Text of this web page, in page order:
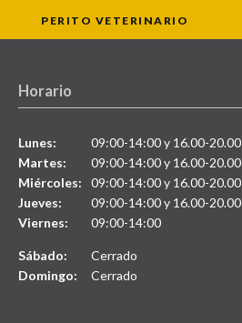
PERITO VETERINARIO
Horario
Lunes:
09:00-14:00 y 16.00-20.00
Martes:
09:00-14:00 y 16.00-20.00
Miércoles:
09:00-14:00 y 16.00-20.00
Jueves:
09:00-14:00 y 16.00-20.00
Viernes:
09:00-14:00
Sábado:
Cerrado
Domingo:
Cerrado